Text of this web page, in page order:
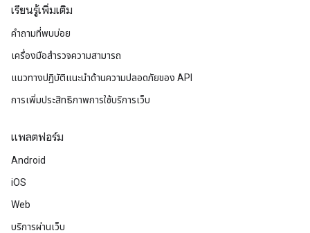
เรียนรู้เพิ่มเติม
คำถามที่พบบ่อย
เครื่องมือสำรวจความสามารถ
แนวทางปฏิบัติแนะนําด้านความปลอดภัยของ API
การเพิ่มประสิทธิภาพการใช้บริการเว็บ
แพลตฟอร์ม
Android
iOS
Web
บริการผ่านเว็บ